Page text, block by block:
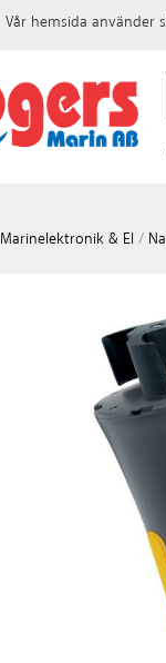
Marinelektronik & El /
Vår hemsida använder